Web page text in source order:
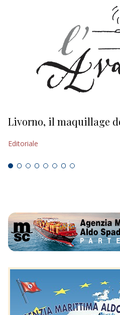
Livorno, il maquillage
Editoriale